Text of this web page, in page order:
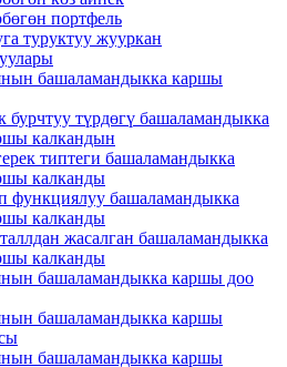
портфель
туруктуу жууркан
башаламандыкка каршы
бурчтуу түрдөгү башаламандыкка
калкандын
типтеги башаламандыкка
калканды
функциялуу башаламандыкка
калканды
жасалган башаламандыкка
калканды
башаламандыкка каршы доо
башаламандыкка каршы
башаламандыкка каршы